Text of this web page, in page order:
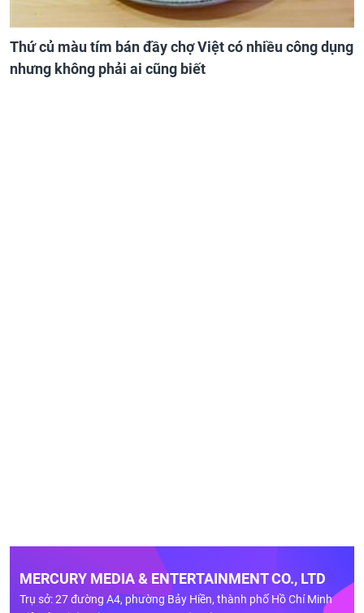
Thứ củ màu tím bán đầy chợ Việt có nhiều công dụng
nhưng không phải ai cũng biết
MERCURY MEDIA & ENTERTAINMENT CO., LTD
Trụ sở: 27 đường A4, phường Bảy Hiền, thành phố Hồ Chí Minh